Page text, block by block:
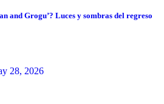
and Grogu’? Luces y sombras del regreso
28, 2026